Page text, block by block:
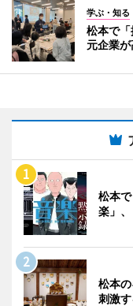
学ぶ・知る
松本で
元企業
松本
楽」
松本
刺激